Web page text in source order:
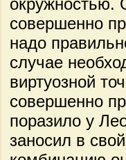
окружностью.
совершенно
надо
случае
виртуозной
совершенно
поразило у
заносил в